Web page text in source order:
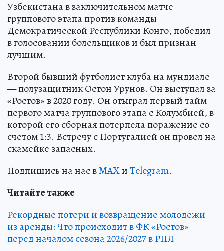
Узбекистана в заключительном матче
группового этапа против команды
Демократической Республики Конго, победил
в голосовании болельщиков и был признан
лучшим.
Второй бывший футболист клуба на мундиале
— полузащитник Остон Урунов. Он выступал за
«Ростов» в 2020 году. Он отыграл первый тайм
первого матча группового этапа с Колумбией, в
которой его сборная потерпела поражение со
счетом 1:3. Встречу с Португалией он провел на
скамейке запасных.
Подпишись на нас вMAXиTelegram.
Читайте также
Рекордные потери и возвращение молодежи
из аренды: Что происходит в ФК «Ростов»
перед началом сезона 2026/2027 в РПЛ